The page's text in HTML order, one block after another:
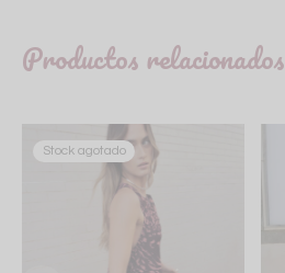
Productos relacionados
Stock agotado